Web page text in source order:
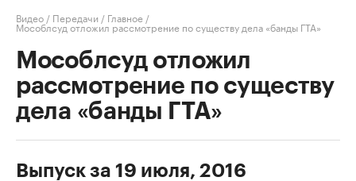
Видео / Передачи / Главное /
Мособлсуд отложил рассмотрение по существу дела «банды ГТА»
Мособлсуд отложил
рассмотрение по существу
дела «банды ГТА»
Выпуск за 19 июля, 2016